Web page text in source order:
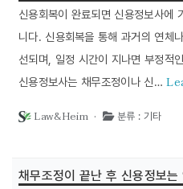
신용회복이 완료되면 신용정보사에
니다. 신용회복을 통해 과거의 연체
선되며, 일정 시간이 지나면 부정적
신용정보사는 채무조정이나 신…
Law&Heim · 분류 : 기타
채무조정이 끝난 후 신용정보